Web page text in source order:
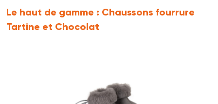
Le haut de gamme : Chaussons fourrure
Tartine et Chocolat